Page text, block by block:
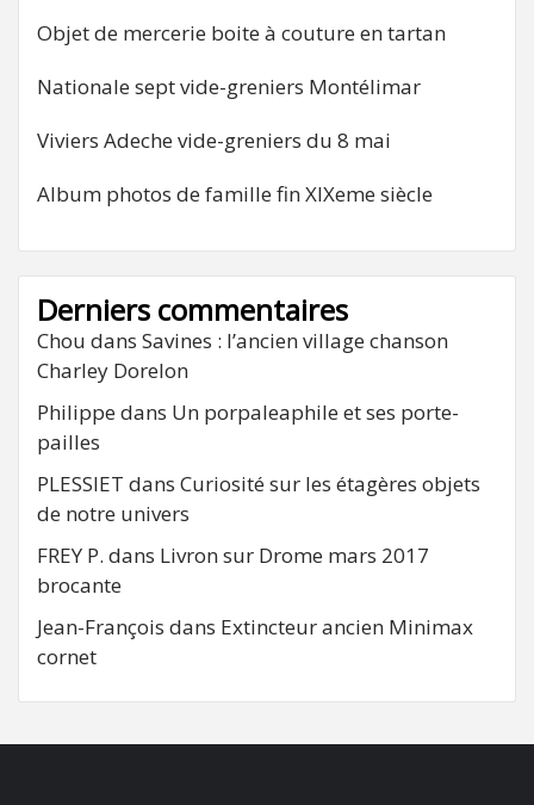
Objet de mercerie boite à couture en tartan
Nationale sept vide-greniers Montélimar
Viviers Adeche vide-greniers du 8 mai
Album photos de famille fin XIXeme siècle
Derniers commentaires
Chou dans Savines : l’ancien village chanson
Charley Dorelon
Philippe dans Un porpaleaphile et ses porte-
pailles
PLESSIET dans Curiosité sur les étagères objets
de notre univers
FREY P. dans Livron sur Drome mars 2017
brocante
Jean-François dans Extincteur ancien Minimax
cornet